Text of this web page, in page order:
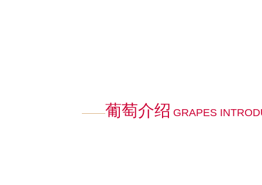
葡萄介绍 GRAPES